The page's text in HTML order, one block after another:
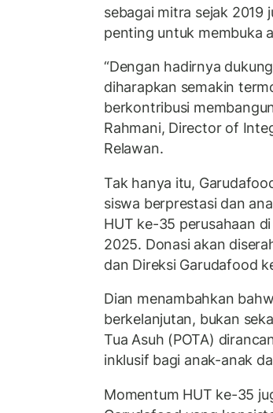
sebagai mitra sejak 2019
penting untuk membuka
“Dengan hadirnya
diharapkan semakin
berkontribusi
Rahmani, Director of
Relawan.
Tak hanya itu,
siswa berprestasi dan
HUT ke-35 perusahaan
2025. Donasi akan
dan Direksi Garudafood
Dian menambahkan
berkelanjutan, bukan
Tua Asuh (POTA)
inklusif bagi anak-anak
Momentum HUT ke-35